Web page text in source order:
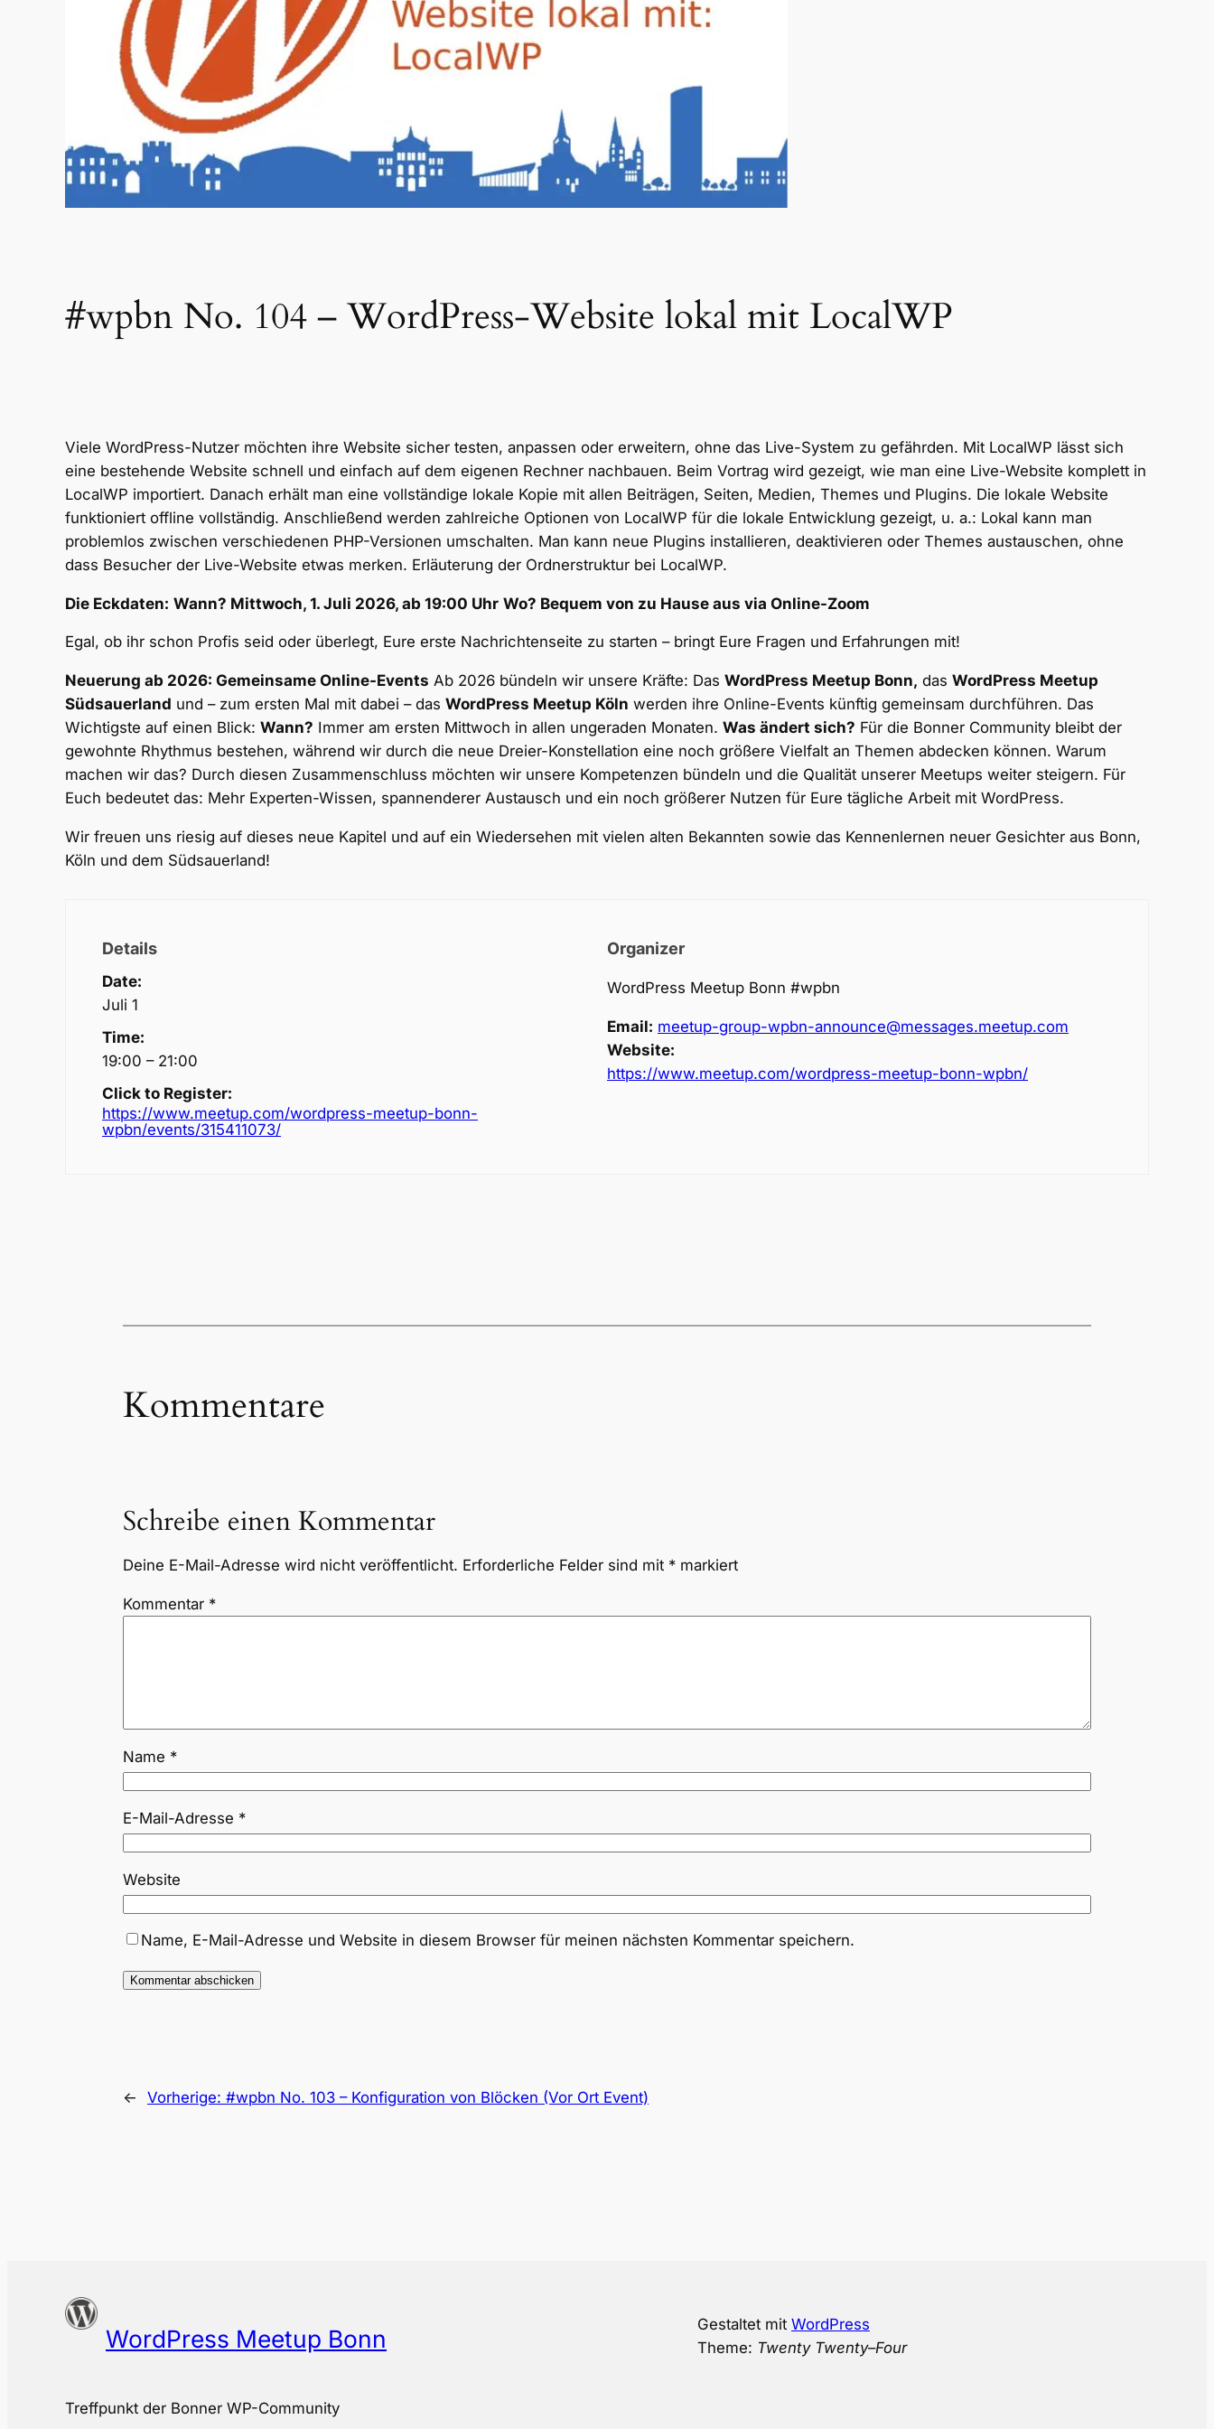
#wpbn No. 104 – WordPress-Website lokal mit LocalWP
Viele WordPress-Nutzer möchten ihre Website sicher testen, anpassen oder erweitern, ohne das Live-System zu gefährden. Mit LocalWP lässt sich
eine bestehende Website schnell und einfach auf dem eigenen Rechner nachbauen. Beim Vortrag wird gezeigt, wie man eine Live-Website komplett in
LocalWP importiert. Danach erhält man eine vollständige lokale Kopie mit allen Beiträgen, Seiten, Medien, Themes und Plugins. Die lokale Website
funktioniert offline vollständig. Anschließend werden zahlreiche Optionen von LocalWP für die lokale Entwicklung gezeigt, u. a.: Lokal kann man
problemlos zwischen verschiedenen PHP-Versionen umschalten. Man kann neue Plugins installieren, deaktivieren oder Themes austauschen, ohne
dass Besucher der Live-Website etwas merken. Erläuterung der Ordnerstruktur bei LocalWP.
Die Eckdaten: Wann? Mittwoch, 1. Juli 2026, ab 19:00 Uhr Wo? Bequem von zu Hause aus via Online-Zoom
Egal, ob ihr schon Profis seid oder überlegt, Eure erste Nachrichtenseite zu starten – bringt Eure Fragen und Erfahrungen mit!
Neuerung ab 2026: Gemeinsame Online-Events Ab 2026 bündeln wir unsere Kräfte: Das WordPress Meetup Bonn, das WordPress Meetup
Südsauerland und – zum ersten Mal mit dabei – das WordPress Meetup Köln werden ihre Online-Events künftig gemeinsam durchführen. Das
Wichtigste auf einen Blick: Wann? Immer am ersten Mittwoch in allen ungeraden Monaten. Was ändert sich? Für die Bonner Community bleibt der
gewohnte Rhythmus bestehen, während wir durch die neue Dreier-Konstellation eine noch größere Vielfalt an Themen abdecken können. Warum
machen wir das? Durch diesen Zusammenschluss möchten wir unsere Kompetenzen bündeln und die Qualität unserer Meetups weiter steigern. Für
Euch bedeutet das: Mehr Experten-Wissen, spannenderer Austausch und ein noch größerer Nutzen für Eure tägliche Arbeit mit WordPress.
Wir freuen uns riesig auf dieses neue Kapitel und auf ein Wiedersehen mit vielen alten Bekannten sowie das Kennenlernen neuer Gesichter aus Bonn,
Köln und dem Südsauerland!
Details
Date:
Juli 1
Time:
19:00 – 21:00
Click to Register:
https://www.meetup.com/wordpress-meetup-bonn-
wpbn/events/315411073/
Organizer
WordPress Meetup Bonn #wpbn
Email: meetup-group-wpbn-announce@messages.meetup.com
Website:
https://www.meetup.com/wordpress-meetup-bonn-wpbn/
Kommentare
Schreibe einen Kommentar
Deine E-Mail-Adresse wird nicht veröffentlicht. Erforderliche Felder sind mit * markiert
Kommentar *
Name *
E-Mail-Adresse *
Website
Name, E-Mail-Adresse und Website in diesem Browser für meinen nächsten Kommentar speichern.
← Vorherige: #wpbn No. 103 – Konfiguration von Blöcken (Vor Ort Event)
WordPress Meetup Bonn
Treffpunkt der Bonner WP-Community
Gestaltet mit WordPress
Theme: Twenty Twenty–Four